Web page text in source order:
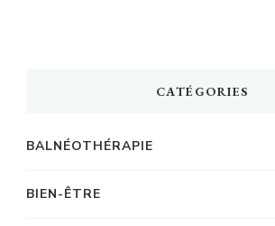
CATÉGORIES
BALNÉOTHÉRAPIE
BIEN-ÊTRE